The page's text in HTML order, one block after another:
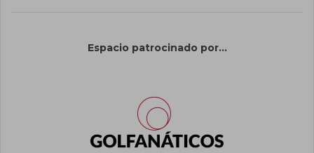
Espacio patrocinado por...